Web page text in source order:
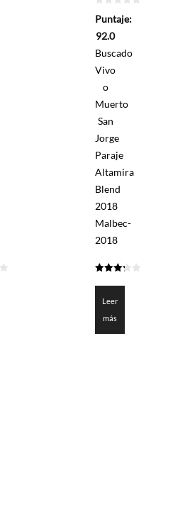
de
Puntaje:
92.0
Buscado
Vivo
o
Muerto
San
Jorge
Paraje
Altamira
Blend
2018
Malbec-
2018
Leer
más